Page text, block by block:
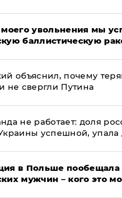
увольнения мы
баллистическую
объяснил, почему
не свергли Путина
не работает: доля
успешной,
в Польше пообещала
мужчин – кого это